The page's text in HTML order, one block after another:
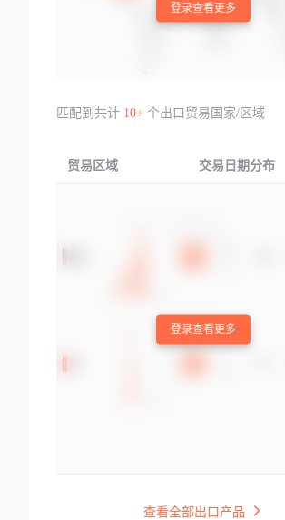
登录查看更多
匹配到共计 10+个出口贸易国家/区域
贸易区域 交易日期分布
登录查看更多
查看全部出口产品